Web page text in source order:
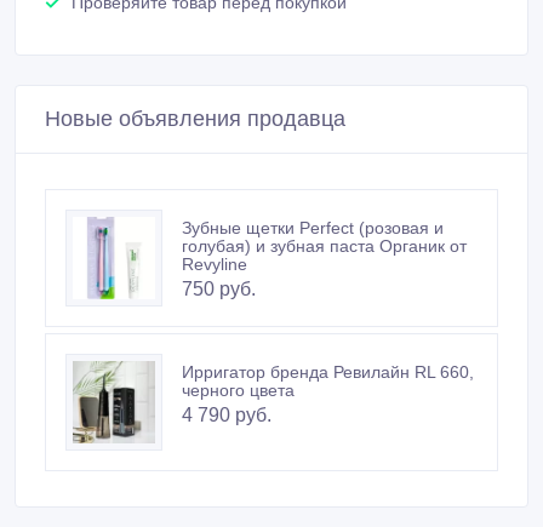
Новые объявления продавца
Зубные щетки Perfect (розовая и
голубая) и зубная паста Органик от
Revyline
750 руб.
Ирригатор бренда Ревилайн RL 660,
черного цвета
4 790 руб.